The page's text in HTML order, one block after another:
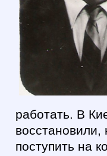
работать. В
поступить на